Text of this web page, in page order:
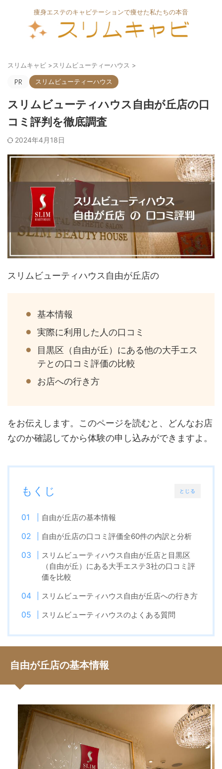
痩身エステのキャビテーションで痩せた私たちの本音
スリムキャビ >スリムビューティーハウス >
スリムビューティーハウス
スリムビューティハウス自由が丘店の口
コミ評判を徹底調査
2024年4月18日
スリムビューティハウス自由が丘店の
基本情報
実際に利用した人の口コミ
目黒区（自由が丘）にある他の大手エス
テとの口コミ評価の比較
お店への行き方
をお伝えします。このページを読むと、どんなお店
なのか確認してから体験の申し込みができますよ。
とじる
もくじ
自由が丘店の基本情報
自由が丘店の口コミ評価全60件の内訳と分析
スリムビューティハウス自由が丘店と目黒区
（自由が丘）にある大手エステ3社の口コミ評
価を比較
スリムビューティハウス自由が丘店への行き方
スリムビューティハウスのよくある質問
自由が丘店の基本情報